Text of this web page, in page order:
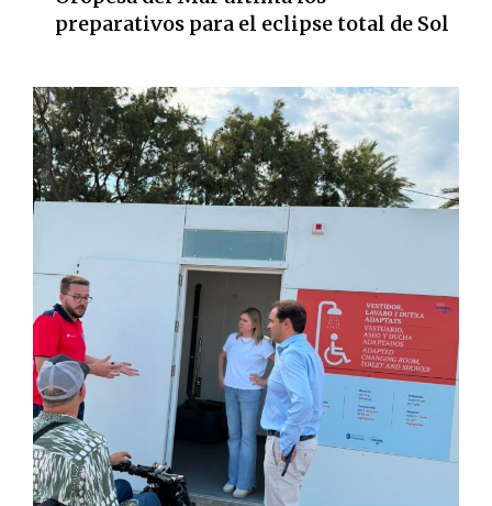
preparativos para el eclipse total de Sol